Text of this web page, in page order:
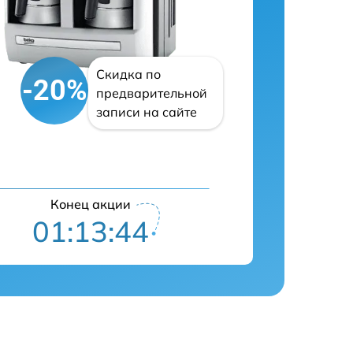
-20%
Скидка по
предварительной
записи на сайте
Конец акции
01:13:43